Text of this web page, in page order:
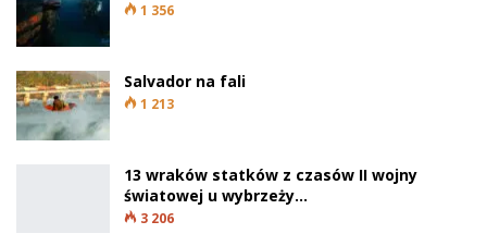
1 356
Salvador na fali
1 213
13 wraków statków z czasów II wojny
światowej u wybrzeży…
3 206